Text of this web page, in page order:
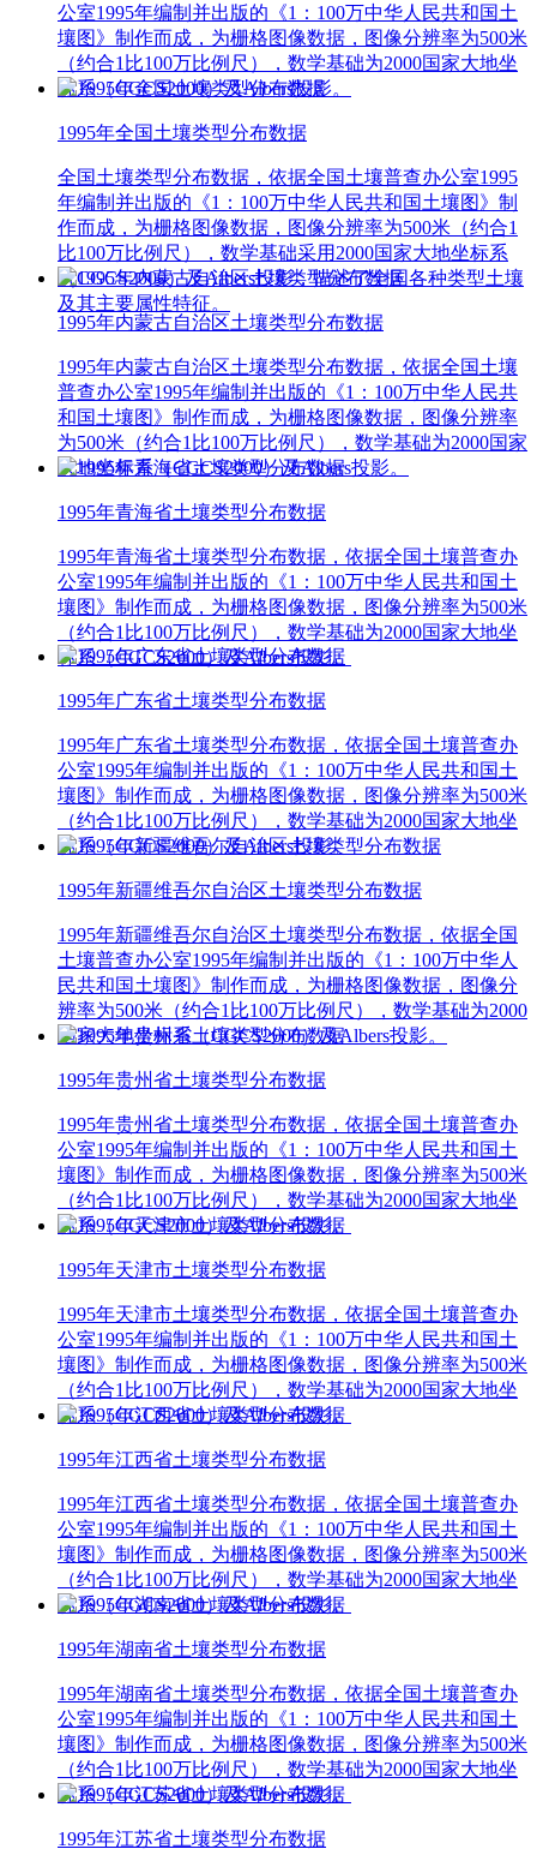
公室1995年编制并出版的《1：100万中华人民共和国土
壤图》制作而成，为栅格图像数据，图像分辨率为500米
（约合1比100万比例尺），数学基础为2000国家大地坐
标系（CGCS2000）及Albers投影。
1995年全国土壤类型分布数据
全国土壤类型分布数据，依据全国土壤普查办公室1995
年编制并出版的《1：100万中华人民共和国土壤图》制
作而成，为栅格图像数据，图像分辨率为500米（约合1
比100万比例尺），数学基础采用2000国家大地坐标系
（CGCS2000）及Albers投影，描述了全国各种类型土壤
及其主要属性特征。
1995年内蒙古自治区土壤类型分布数据
1995年内蒙古自治区土壤类型分布数据，依据全国土壤
普查办公室1995年编制并出版的《1：100万中华人民共
和国土壤图》制作而成，为栅格图像数据，图像分辨率
为500米（约合1比100万比例尺），数学基础为2000国家
大地坐标系（CGCS2000）及Albers投影。
1995年青海省土壤类型分布数据
1995年青海省土壤类型分布数据，依据全国土壤普查办
公室1995年编制并出版的《1：100万中华人民共和国土
壤图》制作而成，为栅格图像数据，图像分辨率为500米
（约合1比100万比例尺），数学基础为2000国家大地坐
标系（CGCS2000）及Albers投影。
1995年广东省土壤类型分布数据
1995年广东省土壤类型分布数据，依据全国土壤普查办
公室1995年编制并出版的《1：100万中华人民共和国土
壤图》制作而成，为栅格图像数据，图像分辨率为500米
（约合1比100万比例尺），数学基础为2000国家大地坐
标系（CGCS2000）及Albers投影。
1995年新疆维吾尔自治区土壤类型分布数据
1995年新疆维吾尔自治区土壤类型分布数据，依据全国
土壤普查办公室1995年编制并出版的《1：100万中华人
民共和国土壤图》制作而成，为栅格图像数据，图像分
辨率为500米（约合1比100万比例尺），数学基础为2000
国家大地坐标系（CGCS2000）及Albers投影。
1995年贵州省土壤类型分布数据
1995年贵州省土壤类型分布数据，依据全国土壤普查办
公室1995年编制并出版的《1：100万中华人民共和国土
壤图》制作而成，为栅格图像数据，图像分辨率为500米
（约合1比100万比例尺），数学基础为2000国家大地坐
标系（CGCS2000）及Albers投影。
1995年天津市土壤类型分布数据
1995年天津市土壤类型分布数据，依据全国土壤普查办
公室1995年编制并出版的《1：100万中华人民共和国土
壤图》制作而成，为栅格图像数据，图像分辨率为500米
（约合1比100万比例尺），数学基础为2000国家大地坐
标系（CGCS2000）及Albers投影。
1995年江西省土壤类型分布数据
1995年江西省土壤类型分布数据，依据全国土壤普查办
公室1995年编制并出版的《1：100万中华人民共和国土
壤图》制作而成，为栅格图像数据，图像分辨率为500米
（约合1比100万比例尺），数学基础为2000国家大地坐
标系（CGCS2000）及Albers投影。
1995年湖南省土壤类型分布数据
1995年湖南省土壤类型分布数据，依据全国土壤普查办
公室1995年编制并出版的《1：100万中华人民共和国土
壤图》制作而成，为栅格图像数据，图像分辨率为500米
（约合1比100万比例尺），数学基础为2000国家大地坐
标系（CGCS2000）及Albers投影。
1995年江苏省土壤类型分布数据